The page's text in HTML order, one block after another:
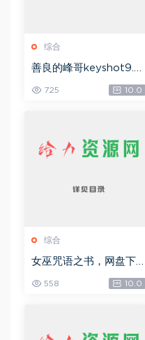
综合
善良的峰哥keyshot9.0
自学宝典，网盘下载(2.3
6G)
725 10.0
综合
女巫咒语之书，网盘下
558 10.0